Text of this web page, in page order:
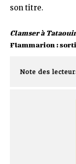
son titre.
Clamser à
Flammarion : sorti
Note des